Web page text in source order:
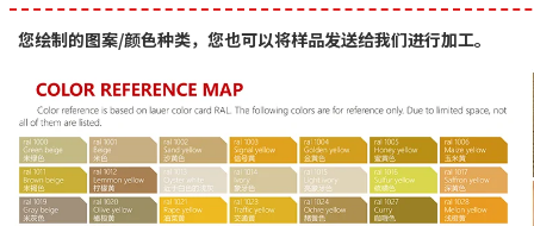
您绘制的图案/颜色种类，您也可以将样品发送给我们进行加工。